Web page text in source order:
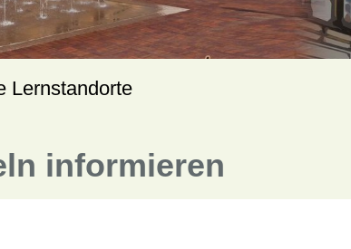
Lernstandorte
informieren